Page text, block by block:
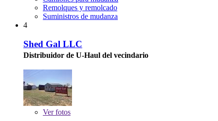
Remolques y remolcado
Suministros de mudanza
4
Shed Gal LLC
Distribuidor de U-Haul del vecindario
Verfotos